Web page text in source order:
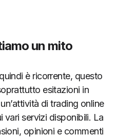
un mito
è ricorrente, questo
esitazioni in
di trading online
vari servizi disponibili. La
opinioni e commenti